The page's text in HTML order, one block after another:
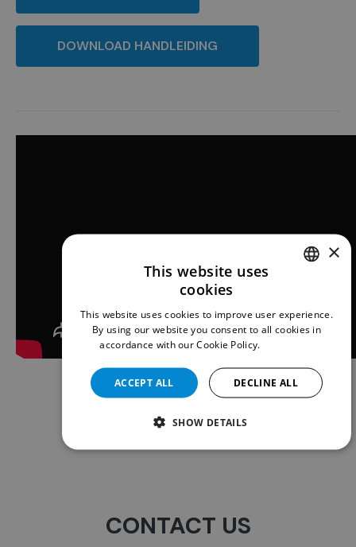
DOWNLOAD HANDLEIDING
CONTACT US
ENGLISH
×
This website uses
cookies
This website uses cookies to improve user experience.
By using our website you consent to all cookies in
accordance with our Cookie Policy.
ACCEPT ALL DECLINE ALL
SHOW DETAILS